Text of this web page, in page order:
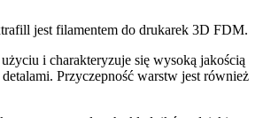
jest filamentem do drukarek 3D FDM.
i charakteryzuje się wysoką jakością
Przyczepność warstw jest również